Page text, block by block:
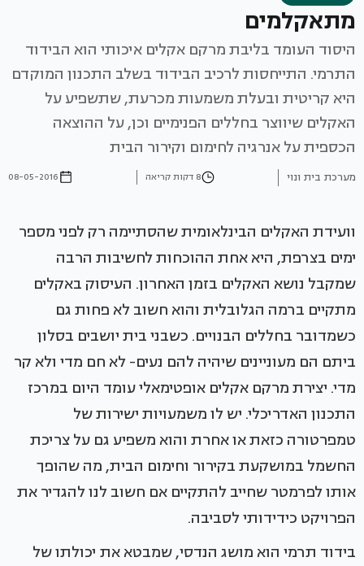
מתאקלמים
היסוד העומד בליבת מרקם אקלים איכותי הוא הבידוד
התרמי. התייחסות לרכיב הבידוד בשלב התכנון המוקדם
היא קריטית ובעלת משמעות מכרעת, שתשפיע על
האקלים שיווצר בחללים הפנימיים וכן, על ההוצאה
הכספית על אנרגיה לחימום וקירור הבית
מערכת בית ונוי 8 דקות קריאה 08-05-2016
וועידת האקלים הבינלאומית שהסתיימה רק לפני מספר
ימים בצרפת, היא אחת ההוכחות לחשיבות הרבה
שמקבל נושא האקלים בזמן האחרון. העיסוק באקלים
מתקיים ברמה הגלובלית והוא חשוב לא פחות גם
כשמדובר בחללים הבנויים. כשבני בית יושבים בסלון
ביתם הם מעוניינים שיהיה להם נעים- לא חם מדי ולא קר
מדי. יצירת מרקם אקלים אופטימאלי עומד היום במרכז
התכנון האדריכלי. יש לו משמעויות ישירות של
טמפרטורה כזאת או אחרת והוא משפיע גם על צריכת
החשמל במושקעת בקירור וחימום הבית, מה שהופך
אותו לפרמטר שחייב להתקיים אם חשוב לנו להגדיר את
הפרויקט כידידותי לסביבה.
בידוד תרמי הוא מושג הנדסי, שמבטא את יכולתו של